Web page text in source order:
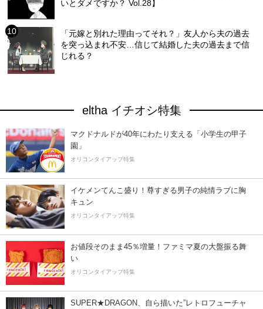
いとダメですか？ Vol.28】
「元嫁と別れた理由ってそれ？」友人から夫の過去
を突っ込まれ不安…信じて結婚した夫の過去まで信
じれる？
eltha イチオシ特集
マクドナルドが40年にわたり支える「小学生の甲子
園」
オリコンタイアップ特集
イケメンてんこ盛り！尊すぎる男子の純情ラブに胸
キュン
オリコンタイアップ特集
お値段そのまま45％増量！ファミマ夏の大盤振る舞
い
オリコンタイアップ特集
SUPER★DRAGON、自ら描いた”レトロフューチャ